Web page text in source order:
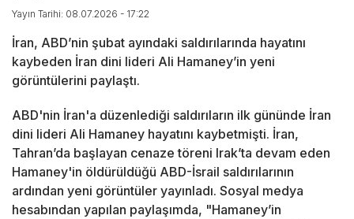
Yayın Tarihi: 08.07.2026 - 17:22
İran, ABD’nin şubat ayındaki saldırılarında hayatını
kaybeden İran dini lideri Ali Hamaney’in yeni
görüntülerini paylaştı.
ABD'nin İran'a düzenlediği saldırıların ilk gününde İran
dini lideri Ali Hamaney hayatını kaybetmişti. İran,
Tahran’da başlayan cenaze töreni Irak’ta devam eden
Hamaney'in öldürüldüğü ABD-İsrail saldırılarının
ardından yeni görüntüler yayınladı. Sosyal medya
hesabından yapılan paylaşımda, "Hamaney’in